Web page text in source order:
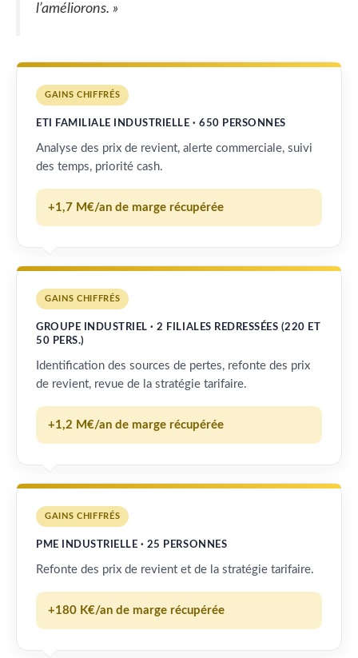
l’améliorons. »
GAINS CHIFFRÉS
ETI FAMILIALE INDUSTRIELLE · 650 PERSONNES
Analyse des prix de revient, alerte commerciale, suivi
des temps, priorité cash.
+1,7 M€/an de marge récupérée
GAINS CHIFFRÉS
GROUPE INDUSTRIEL · 2 FILIALES REDRESSÉES (220 ET
50 PERS.)
Identification des sources de pertes, refonte des prix
de revient, revue de la stratégie tarifaire.
+1,2 M€/an de marge récupérée
GAINS CHIFFRÉS
PME INDUSTRIELLE · 25 PERSONNES
Refonte des prix de revient et de la stratégie tarifaire.
+180 K€/an de marge récupérée